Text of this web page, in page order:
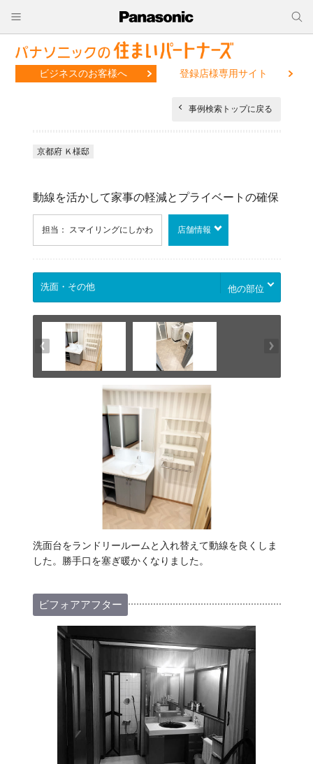
ビジネスのお客様へ 登録店様専用サイト
事例検索トップに戻る
京都府 Ｋ様邸
動線を活かして家事の軽減とプライベートの確保
担当： スマイリングにしかわ 店舗情報
他の部位
洗面台をランドリールームと入れ替えて動線を良くしま
した。勝手口を塞ぎ暖かくなりました。
ビフォアアフター